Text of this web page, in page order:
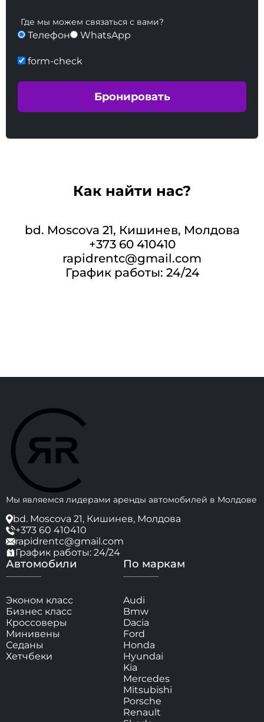
Где мы можем связаться с вами?
Телефон WhatsApp
form-check
Как найти нас?
bd. Moscova 21, Кишинев, Молдова
+373 60 410410
rapidrentc@gmail.com
График работы: 24/24
Мы являемся лидерами аренды автомобилей в Молдове
bd. Moscova 21, Кишинев, Молдова
+373 60 410410
rapidrentc@gmail.com
График работы: 24/24
Автомобили
Эконом класс
Бизнес класс
Кроссоверы
Минивены
Седаны
Хетчбеки
По маркам
Audi
Bmw
Dacia
Ford
Honda
Hyundai
Kia
Mercedes
Mitsubishi
Porsche
Renault